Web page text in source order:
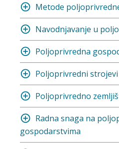
Metode
Navodnjavanje u
Poljoprivredna
Poljoprivredni strojevi
Poljoprivredno
Radna snaga na
gospodarstvima